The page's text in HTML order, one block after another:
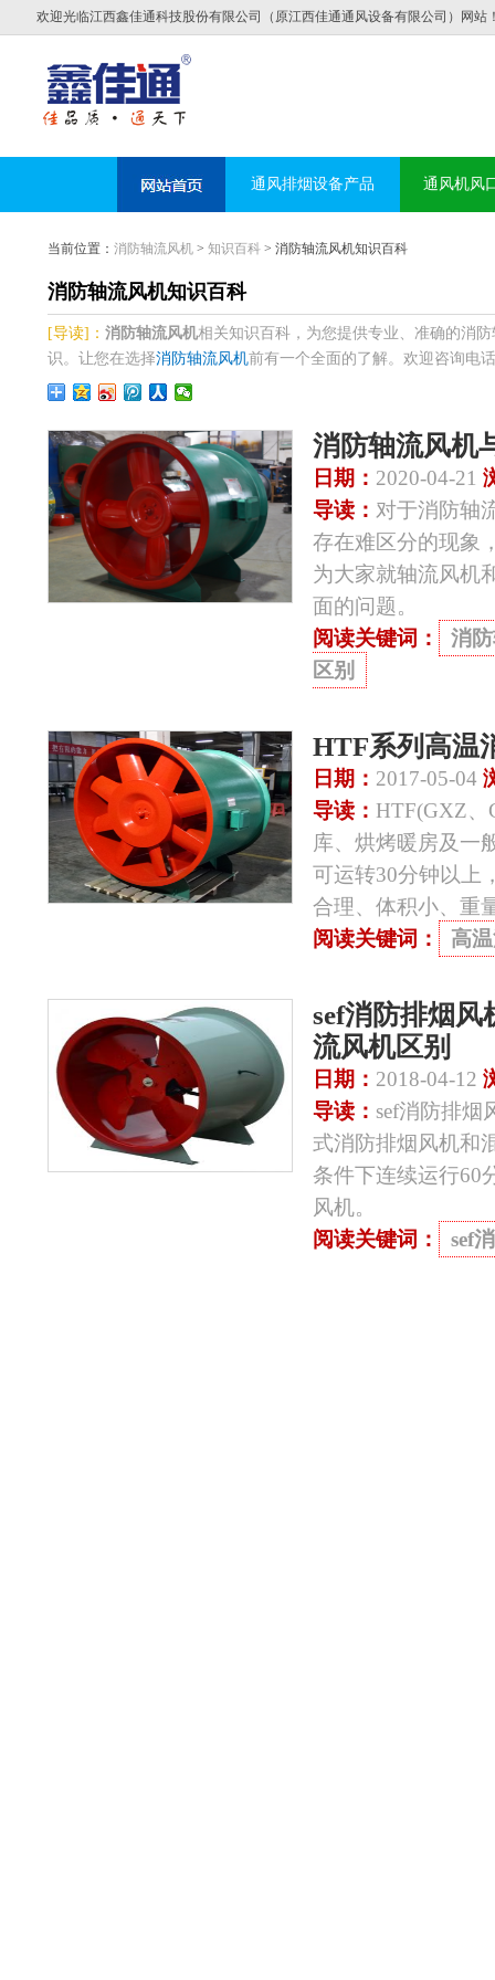
欢迎光临江西鑫佳通科技股份有限公司（原江西佳通通风设备有限公司）网站
通风排烟设备产品 通风机风
当前位置： 消防轴流风机> 知识百科> 消防轴流风机知识百科
消防轴流风机知识百科
[导读]： 消防轴流风机相关知识百科，为您提供专业、准确的消
识。让您在选择消防轴流风机前有一个全面的了解。欢迎咨询电话
消防轴流风机
日期： 2020-04-21
导读： 对于消防轴
存在难区分的现象
为大家就轴流风机
面的问题。
阅读关键词：
消
区别
HTF系列高温
日期： 2017-05-04
导读： HTF(GXZ、
库、烘烤暖房及一
可运转30分钟以上
合理、体积小、重
阅读关键词：
高
sef消防排烟
流风机区别
日期： 2018-04-12
导读： sef消防排烟
式消防排烟风机和
条件下连续运行60
风机。
阅读关键词：
sef